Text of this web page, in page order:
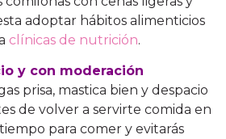
adoptar hábitos alimenticios
clínicas de nutrición.
y con moderación
prisa, mastica bien y despacio
de volver a servirte comida en
para comer y evitarás